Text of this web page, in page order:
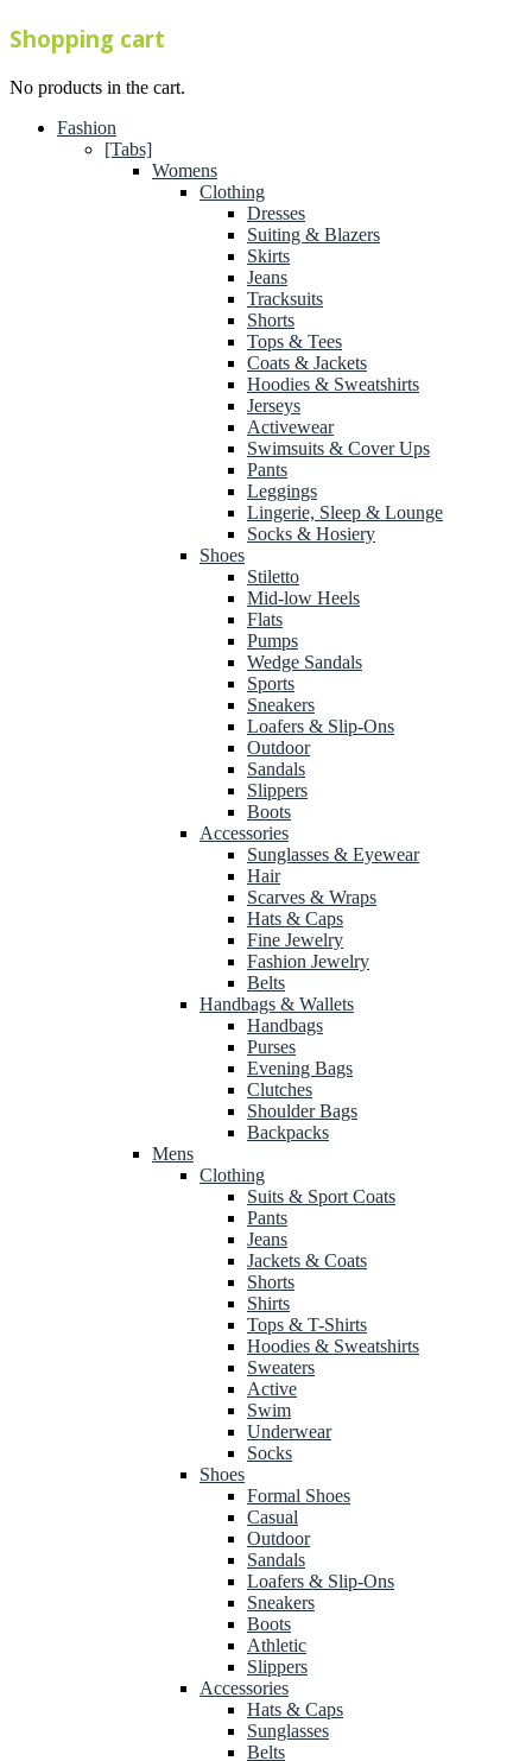
Shopping cart
No products in the cart.
Fashion
[Tabs]
Womens
Clothing
Dresses
Suiting & Blazers
Skirts
Jeans
Tracksuits
Shorts
Tops & Tees
Coats & Jackets
Hoodies & Sweatshirts
Jerseys
Activewear
Swimsuits & Cover Ups
Pants
Leggings
Lingerie, Sleep & Lounge
Socks & Hosiery
Shoes
Stiletto
Mid-low Heels
Flats
Pumps
Wedge Sandals
Sports
Sneakers
Loafers & Slip-Ons
Outdoor
Sandals
Slippers
Boots
Accessories
Sunglasses & Eyewear
Hair
Scarves & Wraps
Hats & Caps
Fine Jewelry
Fashion Jewelry
Belts
Handbags & Wallets
Handbags
Purses
Evening Bags
Clutches
Shoulder Bags
Backpacks
Mens
Clothing
Suits & Sport Coats
Pants
Jeans
Jackets & Coats
Shorts
Shirts
Tops & T-Shirts
Hoodies & Sweatshirts
Sweaters
Active
Swim
Underwear
Socks
Shoes
Formal Shoes
Casual
Outdoor
Sandals
Loafers & Slip-Ons
Sneakers
Boots
Athletic
Slippers
Accessories
Hats & Caps
Sunglasses
Belts